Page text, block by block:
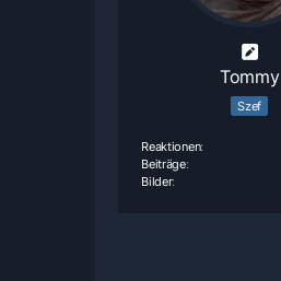
Tommy
Szef
Reaktionen
Beiträge
Bilder